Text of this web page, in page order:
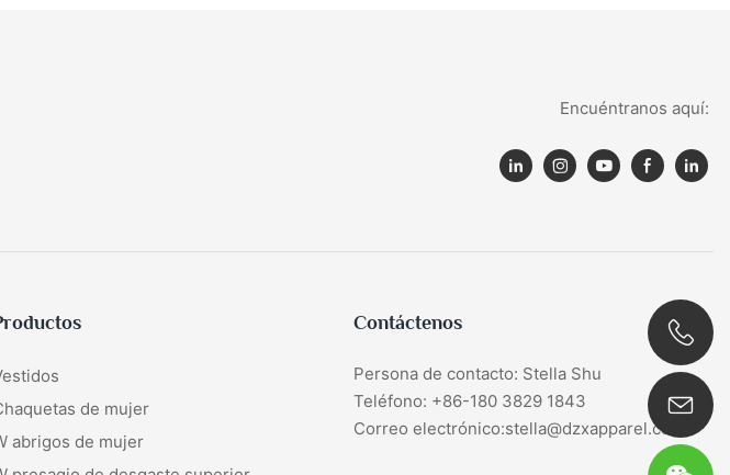
Encuéntranos aquí:
de mujer
abrigos de mujer
Contáctenos
Persona de contacto: Stella Shu
Teléfono: +86-180 3829 1843
Correo electrónico:stella@dzxapparel.com